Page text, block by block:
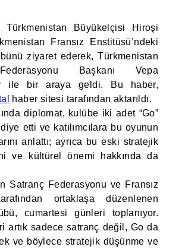
Türkmenistan Büyükelçisi Hiroşi
Fransız Enstitüsü’ndeki
ziyaret ederek, Türkmenistan
Başkanı Vepa
ile bir araya geldi. Bu haber,
haber sitesi tarafından aktarıldı.
diplomat, kulübe iki adet “Go”
etti ve katılımcılara bu oyunun
anlattı; ayrıca bu eski stratejik
ve kültürel önemi hakkında da
Satranç Federasyonu ve Fransız
ortaklaşa düzenlenen
cumartesi günleri toplanıyor.
artık sadece satranç değil, Go da
ve böylece stratejik düşünme ve